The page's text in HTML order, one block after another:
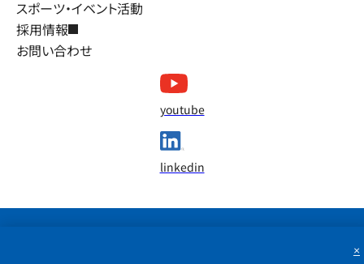
スポーツ・イベント活動
採用情報
お問い合わせ
youtube
linkedin
×